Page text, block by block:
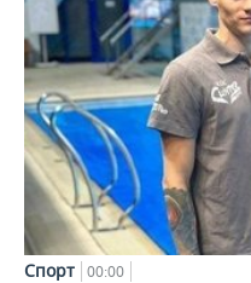
Спорт 00:00